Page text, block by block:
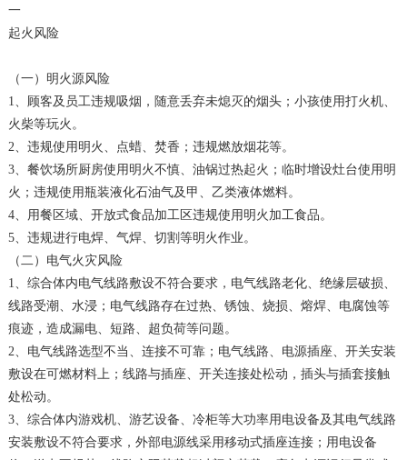
一
起火风险
（一）明火源风险
1、顾客及员工违规吸烟，随意丢弃未熄灭的烟头；小孩使用打火机、
火柴等玩火。
2、违规使用明火、点蜡、焚香；违规燃放烟花等。
3、餐饮场所厨房使用明火不慎、油锅过热起火；临时增设灶台使用明
火；违规使用瓶装液化石油气及甲、乙类液体燃料。
4、用餐区域、开放式食品加工区违规使用明火加工食品。
5、违规进行电焊、气焊、切割等明火作业。
（二）电气火灾风险
1、综合体内电气线路敷设不符合要求，电气线路老化、绝缘层破损、
线路受潮、水浸；电气线路存在过热、锈蚀、烧损、熔焊、电腐蚀等
痕迹，造成漏电、短路、超负荷等问题。
2、电气线路选型不当、连接不可靠；电气线路、电源插座、开关安装
敷设在可燃材料上；线路与插座、开关连接处松动，插头与插套接触
处松动。
3、综合体内游戏机、游艺设备、冷柜等大功率用电设备及其电气线路
安装敷设不符合要求，外部电源线采用移动式插座连接；用电设备